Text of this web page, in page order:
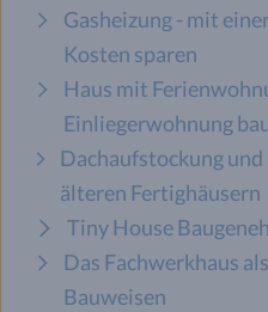
Gasheizung - mit
Kosten sparen
Haus mit
Einliegerwohnung
Dachaufstockung
älteren Fertighäusern
Tiny House
Das Fachwerkhaus
Bauweisen